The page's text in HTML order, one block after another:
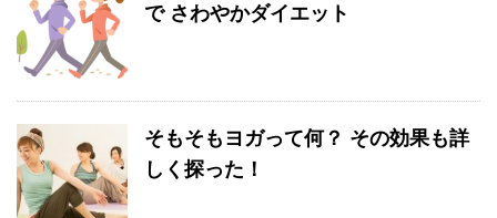
で さわやかダイエット
そもそもヨガって何？ その効果も詳
しく探った！